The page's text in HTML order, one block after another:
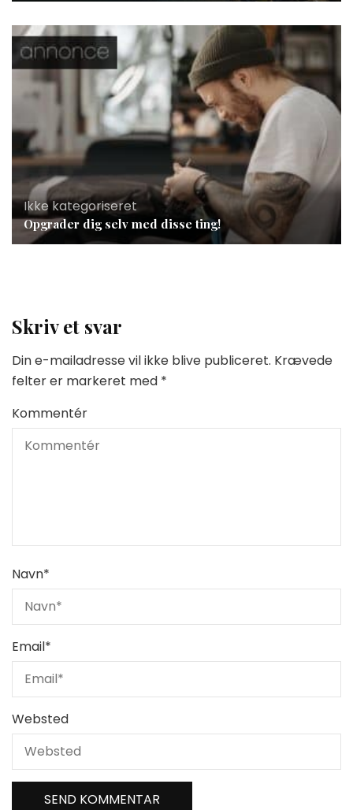
Ikke kategoriseret
Opgrader dig selv med disse ting!
Skriv et svar
Din e-mailadresse vil ikke blive publiceret. Krævede
felter er markeret med *
Kommentér
Navn*
Email*
Websted